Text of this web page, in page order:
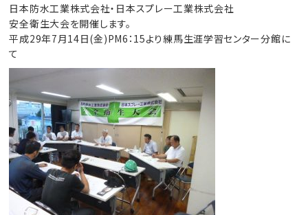
日本防水工業株式会社・日本スプレー工業株式会社
安全衛生大会を開催します。
平成29年7月14日(金)PM6：15より練馬生涯学習センター分館に
て